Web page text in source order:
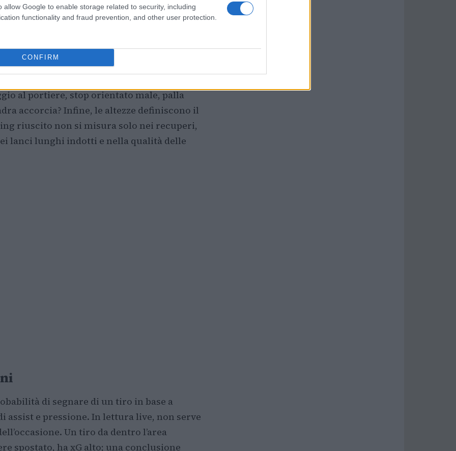
allow Google to enable storage related to security, including
functionality and fraud prevention, and other user protection.
CONFIRM
e linee di pressione
slogan. Tre elementi guidano l’analisi:
emerge da densità attorno al portatore e
mantiene le linee a 10-12 metri. I
al portiere, stop orientato male, palla
accorcia? Infine, le altezze definiscono il
riuscito non si misura solo nei recuperi,
lanci lunghi indotti e nella qualità delle
di segnare di un tiro in base a
e pressione. In lettura live, non serve
Un tiro da dentro l’area
spostato, ha xG alto; una conclusione